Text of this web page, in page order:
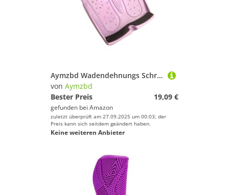
Aymzbd Wadendehnungs Schrägbrett, 11 Stufig Verstellbar, Leichtes Kniebeugenbrett, Multifunktionales Schräg Balancebrett, Lila
von Aymzbd
Bester Preis
19,09 €
gefunden bei Amazon
zuletzt überprüft am 27.09.2025 um 00:03; der
Preis kann sich seitdem geändert haben.
Keine weiteren Anbieter